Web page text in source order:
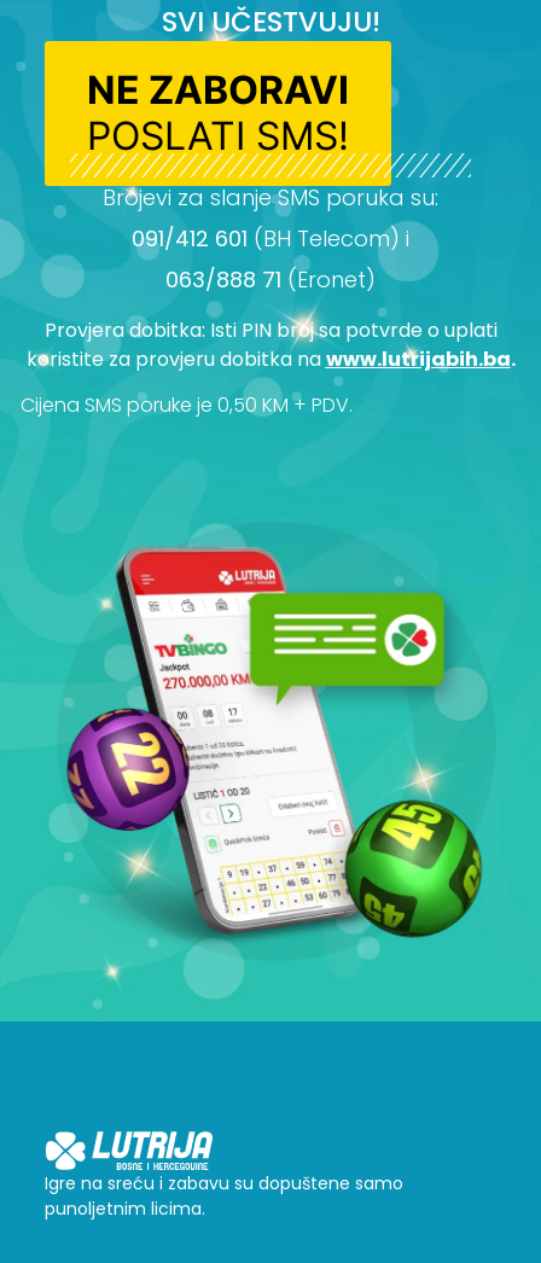
SVI UČESTVUJU!
NE ZABORAVI
POSLATI SMS!
Brojevi za slanje SMS poruka su:
091/412 601 (BH Telecom) i
063/888 71 (Eronet)
Provjera dobitka: Isti PIN broj sa potvrde o uplati
koristite za provjeru dobitka nawww.lutrijabih.ba.
Cijena SMS poruke je 0,50 KM + PDV.
Igre na sreću i zabavu su dopuštene samo
punoljetnim licima.